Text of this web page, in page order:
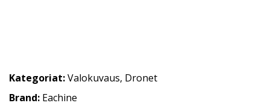
Kategoriat:Valokuvaus, Dronet
Brand: Eachine